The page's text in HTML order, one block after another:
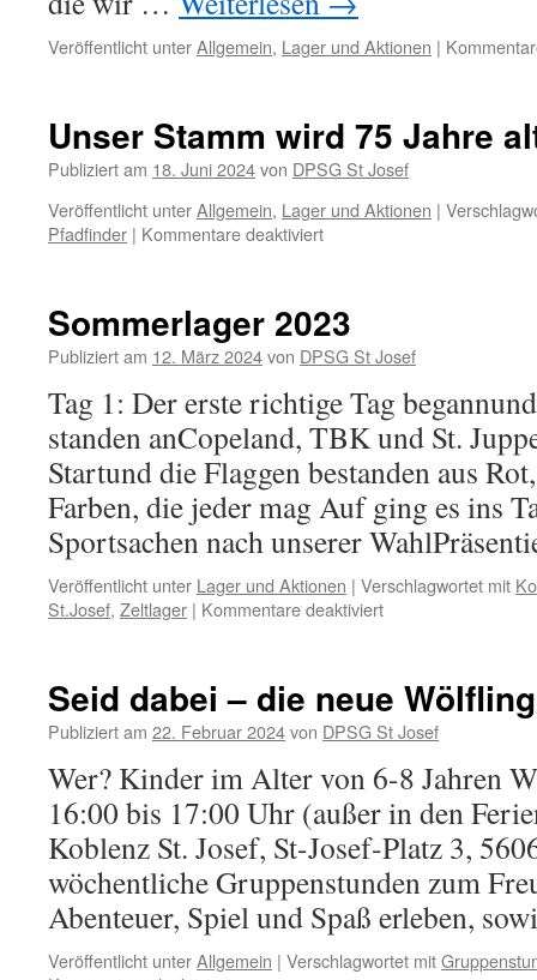
Veröffentlicht unterAllgemein, Lager und Aktionen |
Unser Stamm wird 75 Jahre
Publiziert am 18. Juni 2024von DPSG St Josef
Veröffentlicht unterAllgemein, Lager und Aktionen |
Pfadfinder | Kommentare deaktiviertfür
75
Jahre
Sommerlager 2023
Publiziert am 12. März 2024von DPSG St Josef
Tag 1: Der erste richtige Tag
standen anCopeland, TBK und St.
Startund die Flaggen bestanden aus
Farben, die jeder mag Auf ging es ins
Sportsachen nach unserer
Veröffentlicht unter Lager und Aktionen | Verschlagwortet mit
St.Josef, Zeltlager | Kommentare deaktiviertfür
Seid dabei – die neue
Publiziert am 22. Februar 2024von DPSG St Josef
Wer? Kinder im Alter von 6-8 Jahren
16:00 bis 17:00 Uhr (außer in den
Koblenz St. Josef, St-Josef-Platz 3,
wöchentliche Gruppenstunden zum
Abenteuer, Spiel und Spaß erleben,
Veröffentlicht unterAllgemein | Verschlagwortet mit